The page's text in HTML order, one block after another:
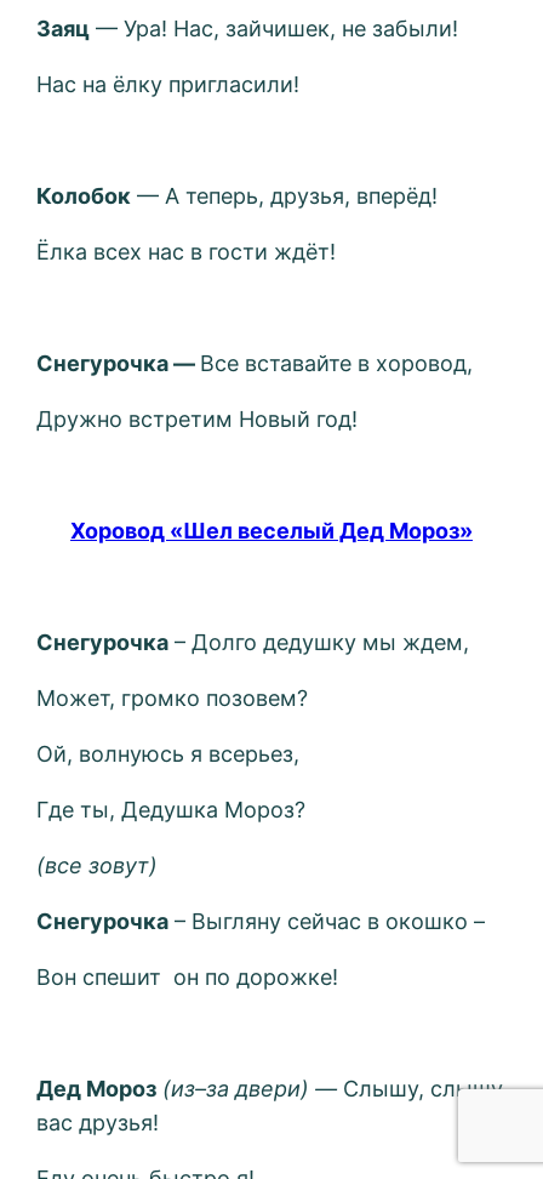
Заяц — Ура! Нас, зайчишек, не забыли!
Нас на ёлку пригласили!
Колобок — А теперь, друзья, вперёд!
Ёлка всех нас в гости ждёт!
Снегурочка — Все вставайте в хоровод,
Дружно встретим Новый год!
Хоровод «Шел веселый Дед Мороз»
Снегурочка – Долго дедушку мы ждем,
Может, громко позовем?
Ой, волнуюсь я всерьез,
Где ты, Дедушка Мороз?
(все зовут)
Снегурочка – Выгляну сейчас в окошко –
Вон спешит он по дорожке!
Дед Мороз (из–за двери) — Слышу, слышу
вас друзья!